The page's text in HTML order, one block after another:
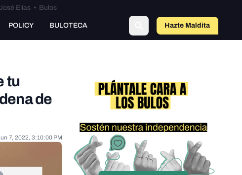
Elías • Bulos
POLICY BULOTECA Hazte Maldito
tu
de
7, 2022, 3:10:00 PM